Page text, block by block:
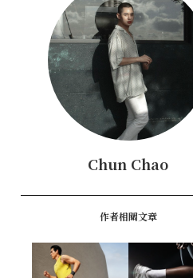
Chun Chao
作者相關文章